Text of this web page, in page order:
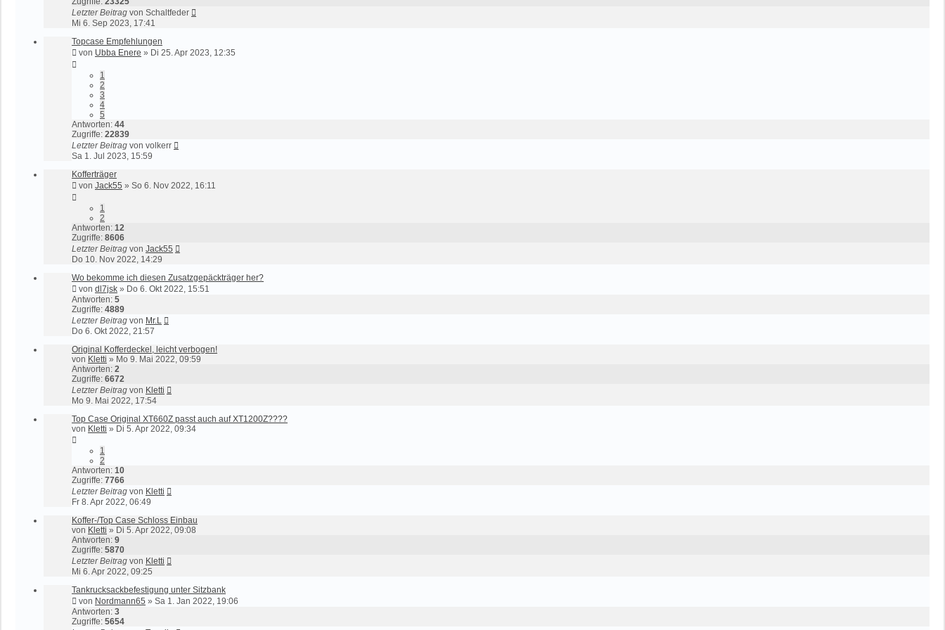
Letzter Beitrag von Schaltfeder
Mi 6. Sep 2023, 17:41
Topcase Empfehlungen
von Ubba Enere » Di 25. Apr 2023, 12:35
1
2
3
4
5
Antworten: 44
Zugriffe: 22839
Letzter Beitrag von volkerr
Sa 1. Jul 2023, 15:59
Kofferträger
von Jack55 » So 6. Nov 2022, 16:11
1
2
Antworten: 12
Zugriffe: 8606
Letzter Beitrag von Jack55
Do 10. Nov 2022, 14:29
Wo bekomme ich diesen Zusatzgepäckträger her?
von dl7jsk » Do 6. Okt 2022, 15:51
Antworten: 5
Zugriffe: 4889
Letzter Beitrag von Mr.L
Do 6. Okt 2022, 21:57
Original Kofferdeckel, leicht verbogen!
von Kletti » Mo 9. Mai 2022, 09:59
Antworten: 2
Zugriffe: 6672
Letzter Beitrag von Kletti
Mo 9. Mai 2022, 17:54
Top Case Original XT660Z passt auch auf XT1200Z????
von Kletti » Di 5. Apr 2022, 09:34
1
2
Antworten: 10
Zugriffe: 7766
Letzter Beitrag von Kletti
Fr 8. Apr 2022, 06:49
Koffer-/Top Case Schloss Einbau
von Kletti » Di 5. Apr 2022, 09:08
Antworten: 9
Zugriffe: 5870
Letzter Beitrag von Kletti
Mi 6. Apr 2022, 09:25
Tankrucksackbefestigung unter Sitzbank
von Nordmann65 » Sa 1. Jan 2022, 19:06
Antworten: 3
Zugriffe: 5654